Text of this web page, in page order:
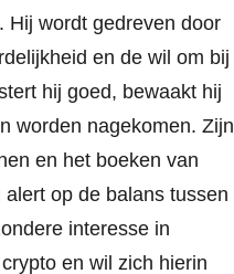
Hij wordt gedreven door
en de wil om bij
hij goed, bewaakt hij
worden nagekomen. Zijn
en het boeken van
op de balans tussen
interesse in
en wil zich hierin